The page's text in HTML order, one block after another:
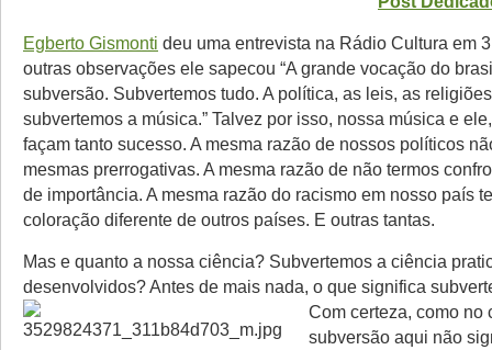
Egberto Gismonti deu uma entrevista na Rádio Cultura em
outras observações ele sapecou “A grande vocação do
subversão. Subvertemos tudo. A política, as leis, as
subvertemos a música.” Talvez por isso, nossa música e
façam tanto sucesso. A mesma razão de nossos políticos
mesmas prerrogativas. A mesma razão de não termos
de importância. A mesma razão do racismo em nosso país
coloração diferente de outros países. E outras tantas.
Mas e quanto a nossa ciência? Subvertemos a ciência
desenvolvidos? Antes de mais nada, o que significa
Com certeza, como no
subversão aqui não